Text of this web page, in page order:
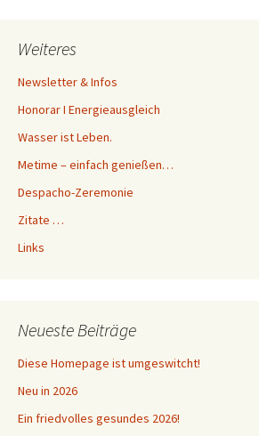
Weiteres
Newsletter & Infos
Honorar I Energieausgleich
Wasser ist Leben.
Metime – einfach genießen…
Despacho-Zeremonie
Zitate …
Links
Neueste Beiträge
Diese Homepage ist umgeswitcht!
Neu in 2026
Ein friedvolles gesundes 2026!